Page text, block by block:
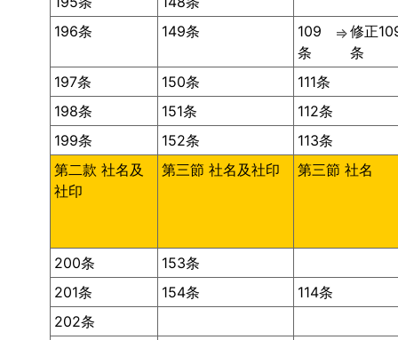
196条 149条
109
条
⇒修正
条
197条
150条
111条
198条
151条
112条
199条
152条
113条
第二款 社名及
社印
第三節 社名及社印 第三節 社名
200条
153条
201条
154条
114条
202条